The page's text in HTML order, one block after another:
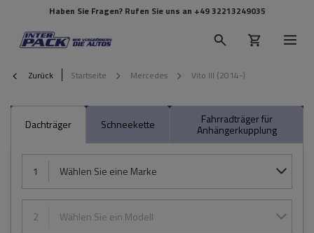
Haben Sie Fragen? Rufen Sie uns an +49 32213249035
Zurück Startseite Mercedes Vito III (2014-)
Dachträger Schneekette Fahrradträger für
Anhängerkupplung
1 Wählen Sie eine Marke
2 Wählen Sie ein Modell